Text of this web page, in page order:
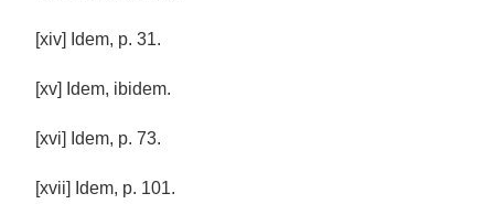
[xiv] Idem, p. 31.
[xv] Idem, ibidem.
[xvi] Idem, p. 73.
[xvii] Idem, p. 101.